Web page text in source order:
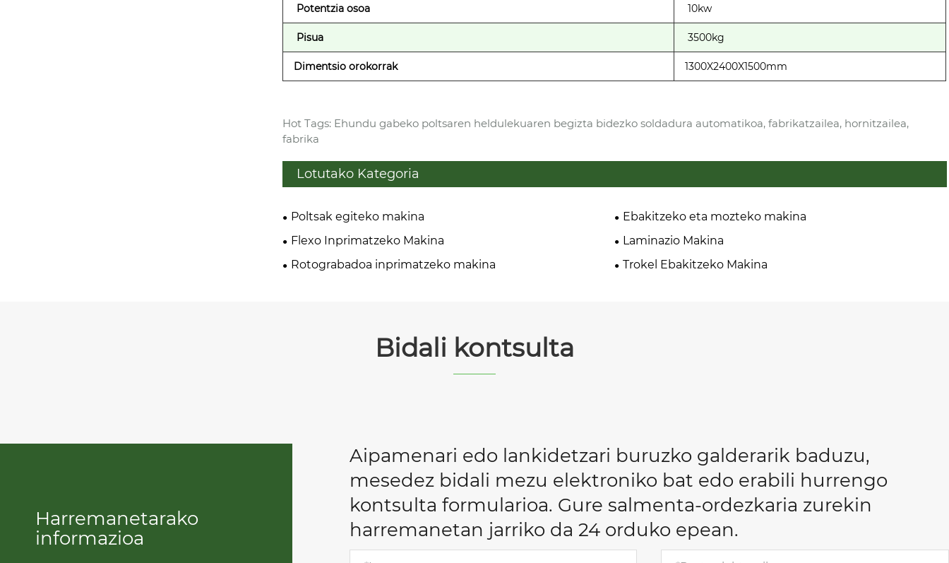
Potentzia osoa 10kw
Pisua 3500kg
Dimentsio orokorrak 1300X2400X1500mm
Hot Tags: Ehundu gabeko poltsaren heldulekuaren begizta bidezko soldadura automatikoa, fabrikatzailea, hornitzailea,
fabrika
Lotutako Kategoria
Poltsak egiteko makina
Ebakitzeko eta mozteko makina
Flexo Inprimatzeko Makina
Laminazio Makina
Rotograbadoa inprimatzeko makina
Trokel Ebakitzeko Makina
Bidali kontsulta
Harremanetarako
informazioa
Aipamenari edo lankidetzari buruzko galderarik baduzu,
mesedez bidali mezu elektroniko bat edo erabili hurrengo
kontsulta formularioa. Gure salmenta-ordezkaria zurekin
harremanetan jarriko da 24 orduko epean.